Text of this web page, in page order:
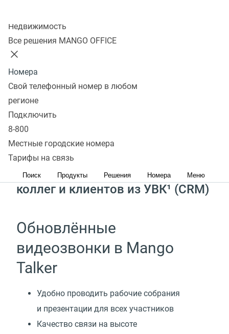
Недвижимость
Все решения MANGO OFFICE
Номера
Свой телефонный номер в любом
регионе
Подключить
8-800
Местные городские номера
Тарифы на связь
Поиск Продукты Решения Номера Меню
Звонки от ваших клиентов
в удобном приложении
Чаты, звонки
и видеоконференции
с коллегами в одном месте
Автозагрузка всех контактов
коллег и клиентов из УВК¹ (CRM)
Обновлённые
видеозвонки в Mango
Talker
Удобно проводить рабочие собрания
и презентации для всех участников
Качество связи на высоте